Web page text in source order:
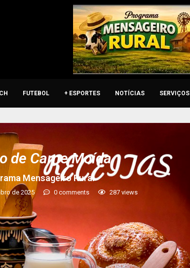
FUTEBOL + ESPORTES NOTÍCIAS SERVIÇOS
de Carne Moída
Mensageiro Rural
de 2025 0 comments 287 views